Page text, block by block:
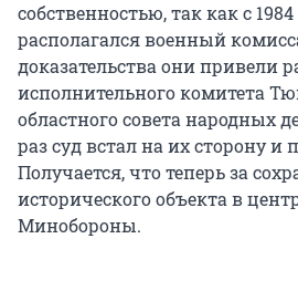
собственностью, так как с
располагался военный
доказательства они привели
исполнительного комитета
областного совета народных
раз суд встал на их сторону и
Получается, что теперь за
исторического объекта в
Минобороны.